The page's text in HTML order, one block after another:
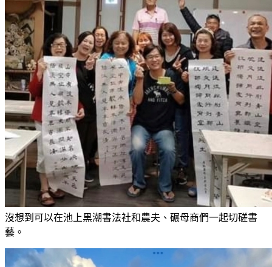
沒想到可以在池上黑潮書法社和農夫、碾母商們一起切磋書
藝。